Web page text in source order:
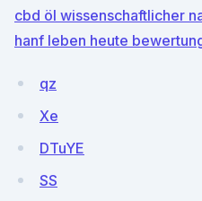
cbd öl wissenschaftlicher
hanf leben heute
qz
Xe
DTuYE
SS